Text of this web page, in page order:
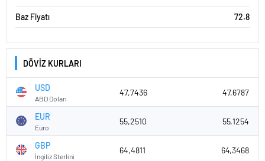
Baz Fiyatı 72.8
DÖVİZ KURLARI
USD
ABD Doları
47,7436 47,6787
EUR
Euro
55,2510 55,1254
GBP
İngiliz Sterlini
64,4811 64,3468